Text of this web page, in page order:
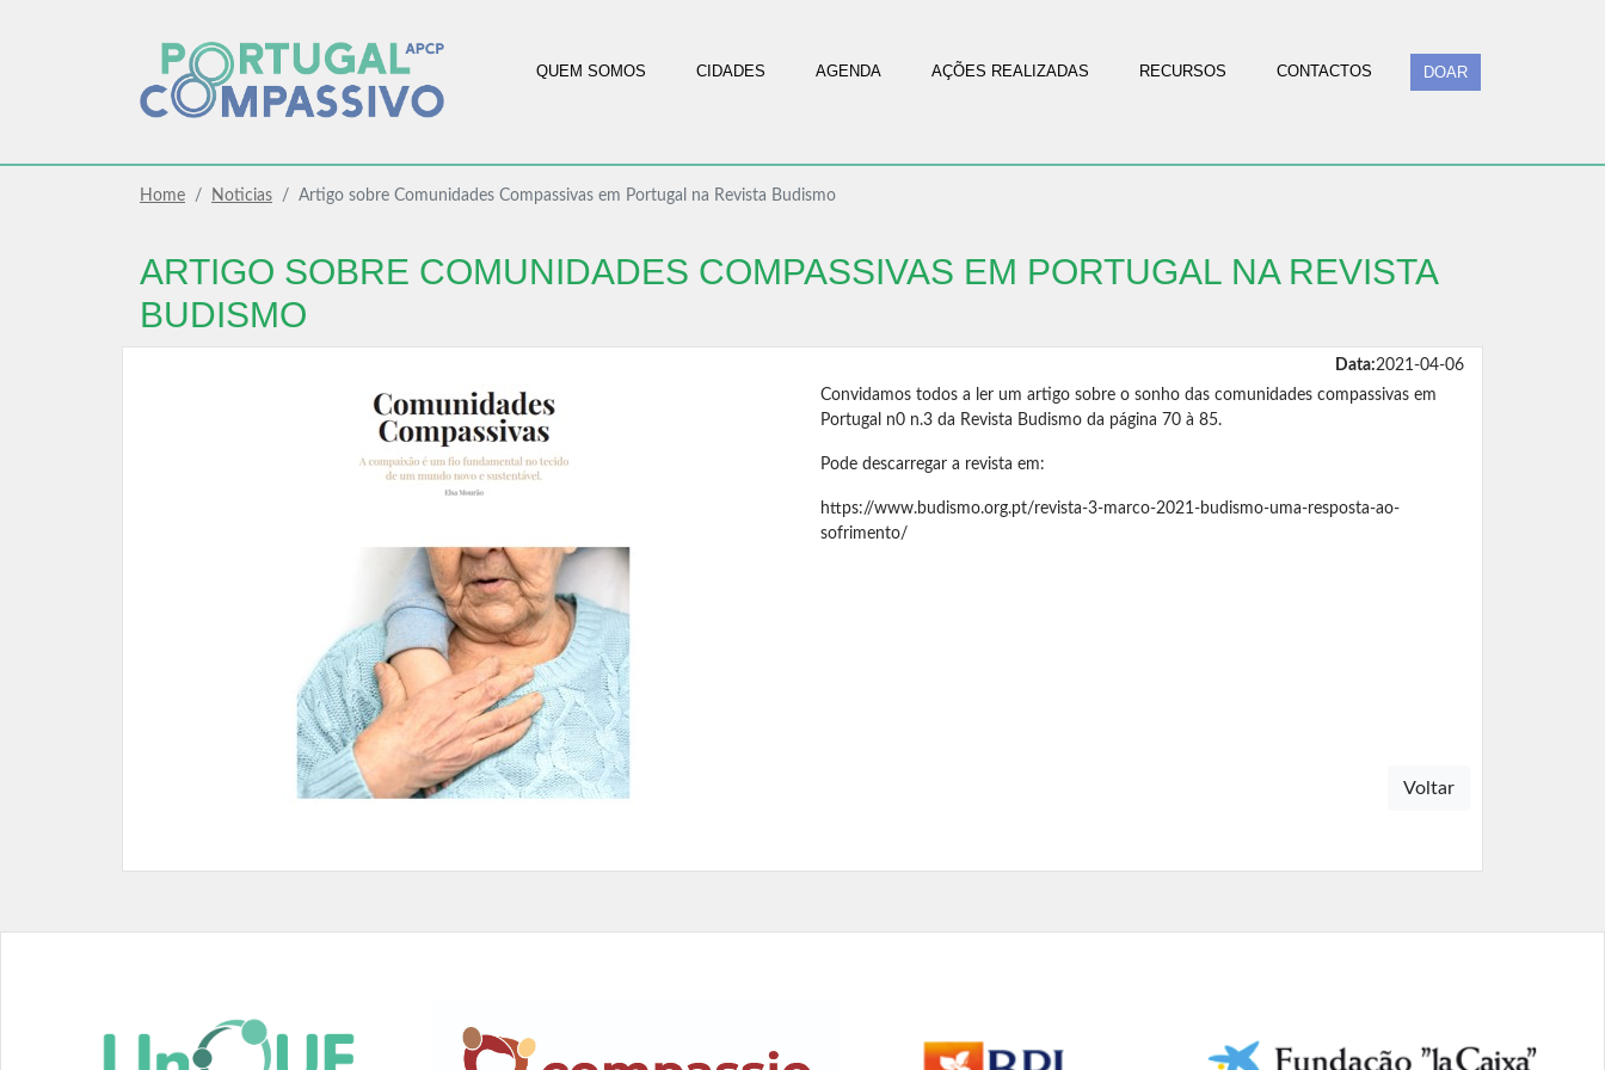
QUEM SOMOS CIDADES AGENDA AÇÕES REALIZADAS RECURSOS CONTACTOS DOAR
Home Noticias Artigo sobre Comunidades Compassivas em Portugal na Revista Budismo
ARTIGO SOBRE COMUNIDADES COMPASSIVAS EM PORTUGAL NA REVISTA
BUDISMO
Data:2021-04-06
Convidamos todos a ler um artigo sobre o sonho das comunidades compassivas em
Portugal n0 n.3 da Revista Budismo da página 70 à 85.
Pode descarregar a revista em:
https://www.budismo.org.pt/revista-3-marco-2021-budismo-uma-resposta-ao-
sofrimento/
Voltar